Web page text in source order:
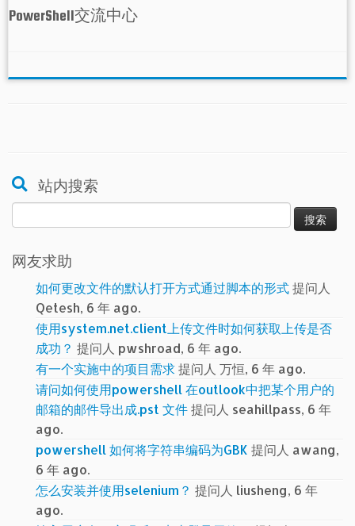
PowerShell交流中心
站内搜索
索：
网友求助
如何更改文件的默认打开方式通过脚本的形式提问人
Qetesh, 6 年 ago.
使用system.net.client上传文件时如何获取上传是否
成功？ 提问人 pwshroad, 6 年 ago.
有一个实施中的项目需求提问人 万恒, 6 年 ago.
请问如何使用powershell 在outlook中把某个用户的
邮箱的邮件导出成.pst 文件提问人 seahillpass, 6 年
ago.
powershell 如何将字符串编码为GBK 提问人 awang,
6 年 ago.
怎么安装并使用selenium？ 提问人 liusheng, 6 年
ago.